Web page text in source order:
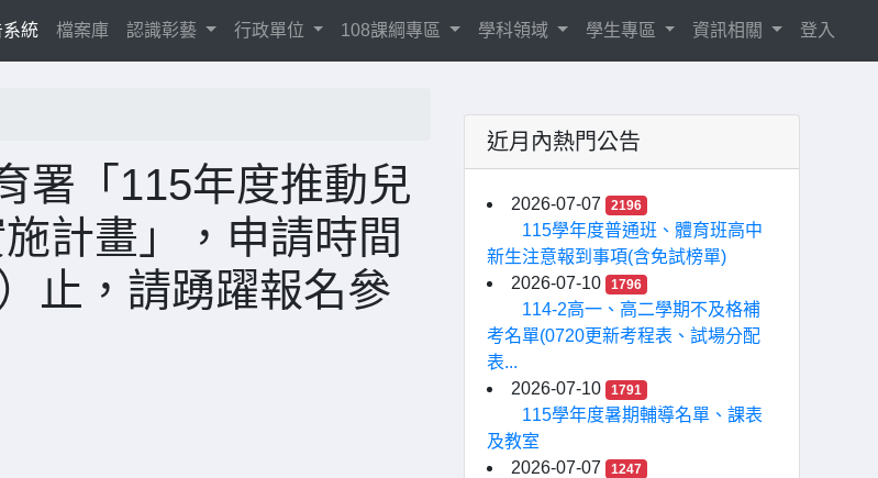
統 檔案庫 認識彰藝 行政單位 108課綱專區 學科領域 學生專區 資訊相關 登入
署「115年度推動兒
計畫」，申請時間
止，請踴躍報名參
近月內熱門公告
2026-07-07 2196
115學年度普通班、體育班高中
新生注意報到事項(含免試榜單)
2026-07-10
1796
114-2高一、高二學期不及格補
考名單(0720更新考程表、試場分配
表...
2026-07-10
1791
115學年度暑期輔導名單、課表
及教室
2026-07-07
1247